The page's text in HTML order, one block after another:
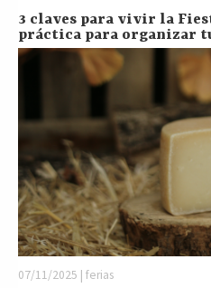
3 claves para vivir la
práctica para organizar
07/11/2025 | ferias